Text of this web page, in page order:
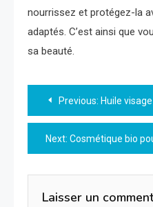
nourrissez et protégez-la
adaptés. C’est ainsi que
sa beauté.
Navigation
de
l’article
Previous: Huile
Next: Cosmétique bio pour
Laisser un